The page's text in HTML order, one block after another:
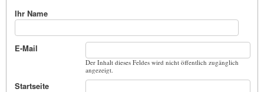
Ihr Name
E-Mail
Der Inhalt dieses Feldes wird nicht öffentlich zugänglich
angezeigt.
Startseite